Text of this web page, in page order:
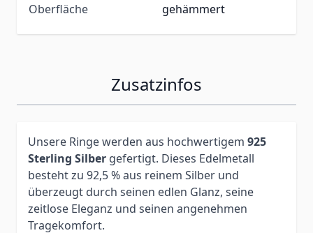
Oberfläche
gehämmert
Zusatzinfos
Unsere Ringe werden aus hochwertigem 925
Sterling Silber gefertigt. Dieses Edelmetall
besteht zu 92,5 % aus reinem Silber und
überzeugt durch seinen edlen Glanz, seine
zeitlose Eleganz und seinen angenehmen
Tragekomfort.